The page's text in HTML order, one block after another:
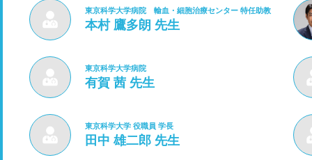
東京科学大学病院 輸血・細胞治療センター 特任助教
本村 鷹多朗 先生
東京科学大学病院
有賀 茜 先生
東京科学大学 役職員 学長
田中 雄二郎 先生